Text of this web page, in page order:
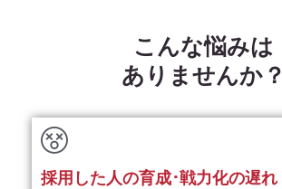
こんな悩みは
ありませんか？
採用した人の育成･戦力化の遅れ